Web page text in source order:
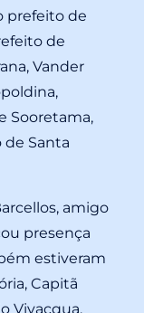
prefeito de
de
Vander
Sooretama,
de Santa
amigo
presença
estiveram
Capitã
Vivacqua,